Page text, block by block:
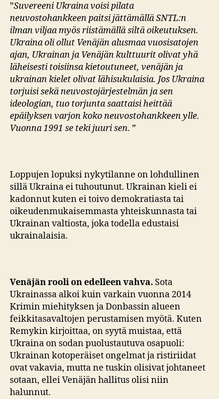
”Suvereeni Ukraina voisi pilata
neuvostohankkeen paitsi jättämällä SNTL:n
ilman viljaa myös riistämällä siltä oikeutuksen.
Ukraina oli ollut Venäjän alusmaa vuosisatojen
ajan, Ukrainan ja Venäjän kulttuurit olivat yhä
läheisesti toisiinsa kietoutuneet, venäjän ja
ukrainan kielet olivat lähisukulaisia. Jos Ukraina
torjuisi sekä neuvostojärjestelmän ja sen
ideologian, tuo torjunta saattaisi heittää
epäilyksen varjon koko neuvostohankkeen ylle.
Vuonna 1991 se teki juuri sen. ”
Loppujen lopuksi nykytilanne on lohdullinen
sillä Ukraina ei tuhoutunut. Ukrainan kieli ei
kadonnut kuten ei toivo demokratiasta tai
oikeudenmukaisemmasta yhteiskunnasta tai
Ukrainan valtiosta, joka todella edustaisi
ukrainalaisia.
Venäjän rooli on edelleen vahva. Sota
Ukrainassa alkoi kuin varkain vuonna 2014
Krimin miehityksen ja Donbassin alueen
feikkitasavaltojen perustamisen myötä. Kuten
Remykin kirjoittaa, on syytä muistaa, että
Ukraina on sodan puolustautuva osapuoli:
Ukrainan kotoperäiset ongelmat ja ristiriidat
ovat vakavia, mutta ne tuskin olisivat johtaneet
sotaan, ellei Venäjän hallitus olisi niin
halunnut.